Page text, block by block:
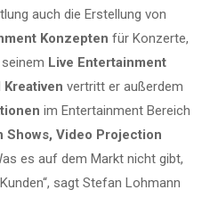
auch die Erstellung von
Konzepten für Konzerte,
Live Entertainment
vertritt er außerdem
im Entertainment Bereich
Shows, Video Projection
es auf dem Markt nicht gibt,
sagt Stefan Lohmann